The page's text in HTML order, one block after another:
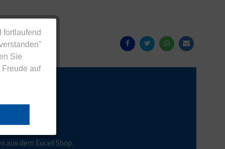
fortlaufend
Sie
auf
aus dem Eucell Shop.